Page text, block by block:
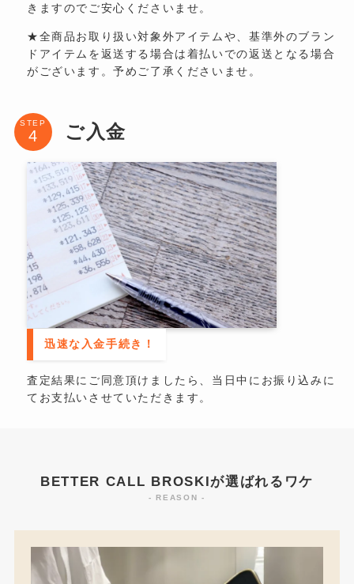
きますのでご安心くださいませ。
★全商品お取り扱い対象外アイテムや、基準外のブラン
ドアイテムを返送する場合は着払いでの返送となる場合
がございます。予めご了承くださいませ。
STEP ご入金
迅速な入金手続き！
査定結果にご同意頂けましたら、当日中にお振り込みに
てお支払いさせていただきます。
BETTER CALL BROSKIが選ばれるワケ
- REASON -